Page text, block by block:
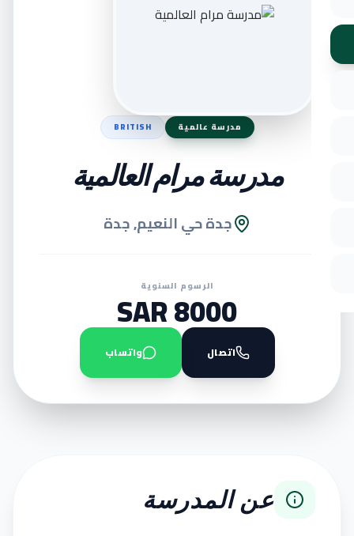
مدرسة عالمية BRITISH
مدرسة مرام العالمية
جدة حي النعيم, جدة
الرسوم السنوية
8000 SAR
اتصال واتساب
عن المدرسة